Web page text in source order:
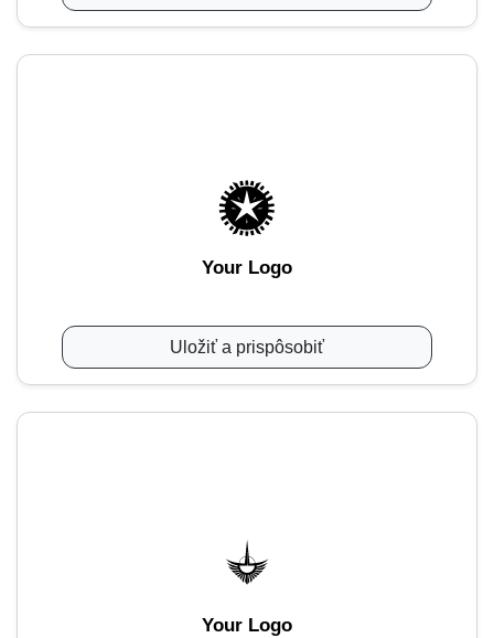
Your Logo
Uložiť a prispôsobiť
Your Logo